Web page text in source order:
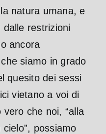
natura umana, e
restrizioni
ancora
siamo in grado
quesito dei sessi
vietano a voi di
che noi, “alla
possiamo